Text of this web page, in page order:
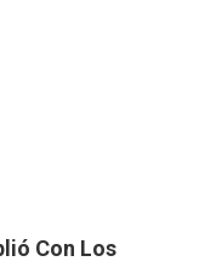
Con Los